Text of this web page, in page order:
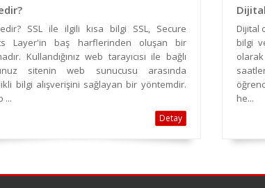
SSL ile ilgili kısa bilgi SSL, Secure
Layer'in baş harflerinden oluşan bir
Kullandığınız web tarayıcısı ile bağlı
sitenin web sunucusu arasında
bilgi alışverişini sağlayan bir yöntemdir.
...
Detay
Dijital
bilgi
he...